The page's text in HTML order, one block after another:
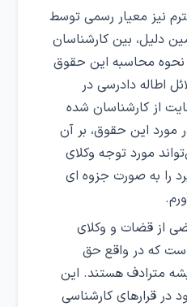
نیز معیار رسمی توسط
دلیل، بین کارشناسان
نحوه محاسبه این حقوق
اطاله دادرسی در
از کارشناسان شده
این حقوق، بر آن
مورد توجه وکلای
را به صورت جزوه ای
از قضات و وکلای
که در واقع حق
مترادف هستند. این
در قرارهای کارشناسی